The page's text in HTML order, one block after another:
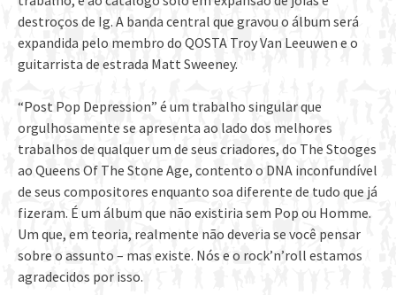
destroços de Ig. A banda central que gravou o álbum será
expandida pelo membro do QOSTA Troy Van Leeuwen e o
guitarrista de estrada Matt Sweeney.
“Post Pop Depression” é um trabalho singular que
orgulhosamente se apresenta ao lado dos melhores
trabalhos de qualquer um de seus criadores, do The Stooges
ao Queens Of The Stone Age, contento o DNA inconfundível
de seus compositores enquanto soa diferente de tudo que já
fizeram. É um álbum que não existiria sem Pop ou Homme.
Um que, em teoria, realmente não deveria se você pensar
sobre o assunto – mas existe. Nós e o rock’n’roll estamos
agradecidos por isso.